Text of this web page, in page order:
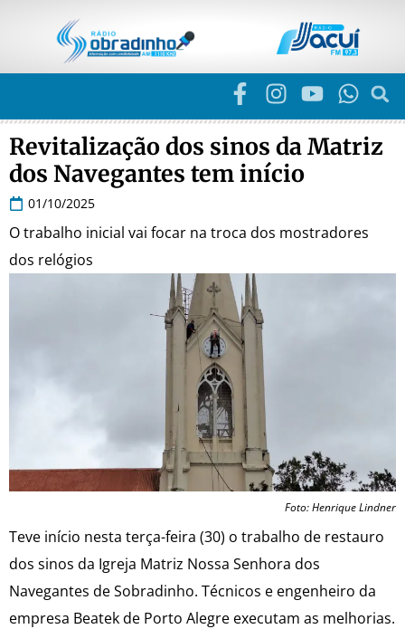
Revitalização dos sinos da Matriz
dos Navegantes tem início
01/10/2025
O trabalho inicial vai focar na troca dos mostradores
dos relógios
Foto: Henrique Lindner
Teve início nesta terça-feira (30) o trabalho de restauro
dos sinos da Igreja Matriz Nossa Senhora dos
Navegantes de Sobradinho. Técnicos e engenheiro da
empresa Beatek de Porto Alegre executam as melhorias.